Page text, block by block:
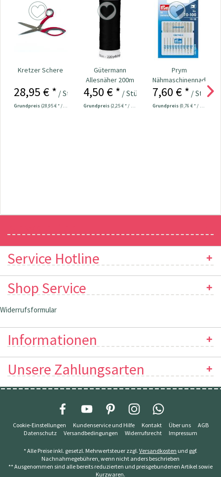
Kretzer Schere
28,95 € * / Stück
Grundpreis (28,95 € * / 1 Stück)
Gütermann
Allesnäher 200m
Fb. 000 - schwarz
4,50 € * / Stück
Grundpreis (2,25 € * / 100 Meter)
Prym
Nähmaschinennadeln
130/705
Universal...
7,60 € * / Stück
Grundpreis (0,76 € * / 1 Stück)
Service Hotline
Shop Service
Widerrufsformular
Informationen
Unsere Zahlungsarten
Cookie-Einstellungen Kundenservice und Hilfe Kontakt Über uns
AGB
Datenschutz
Versandbedingungen Widerrufsrecht Impressum
* Alle Preise inkl. gesetzl. Mehrwertsteuer zzgl. Versandkosten und ggf.
Nachnahmegebühren, wenn nicht anders beschrieben
** Ausgenommen sind alle bereits reduzierten und preisgebundenen Artikel sowie
Kurzwaren.